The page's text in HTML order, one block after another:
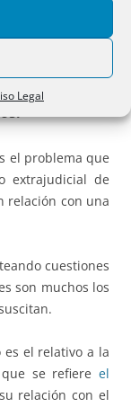
Legal
y
el problema que
extrajudicial de
relación con una
cuestiones
son muchos los
el relativo a la
se refiere el
relación con el